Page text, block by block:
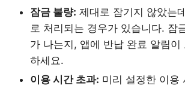
잠금 불량: 제대로 잠기지 않았는
로 처리되는 경우가 있습니다. 잠금
가 나는지, 앱에 반납 완료 알림이
하세요.
이용 시간 초과: 미리 설정한 이용